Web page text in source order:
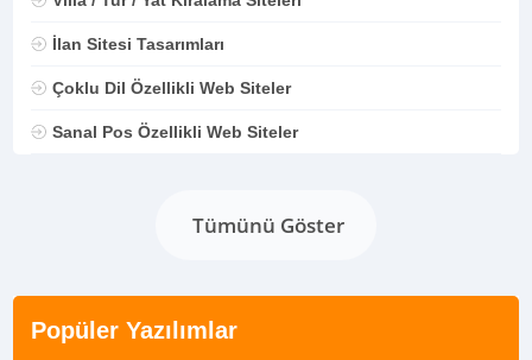
İlan Sitesi Tasarımları
Çoklu Dil Özellikli Web Siteler
Sanal Pos Özellikli Web Siteler
Tümünü Göster
Popüler Yazılımlar